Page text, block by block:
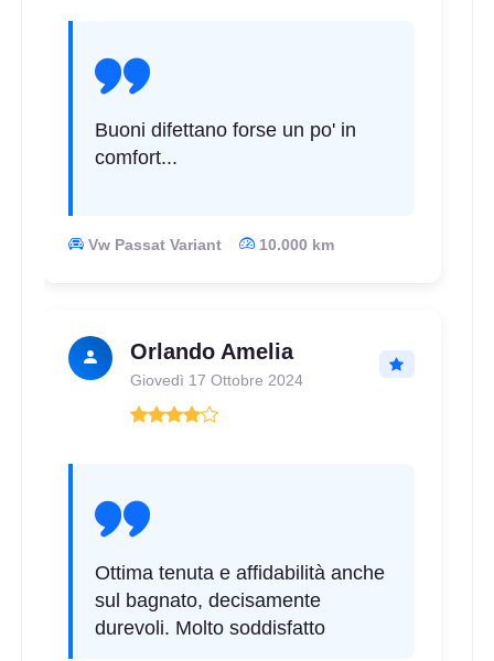
Buoni difettano forse un po' in
comfort...
Vw Passat Variant 10.000 km
Orlando Amelia
Giovedì 17 Ottobre 2024
Ottima tenuta e affidabilità anche
sul bagnato, decisamente
durevoli. Molto soddisfatto